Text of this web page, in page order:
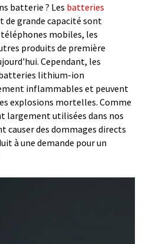
batterie ? Les batteries
grande capacité sont
mobiles, les
produits de première
Cependant, les
lithium-ion
inflammables et peuvent
explosions mortelles. Comme
utilisées dans nos
causer des dommages directs
à une demande pour un